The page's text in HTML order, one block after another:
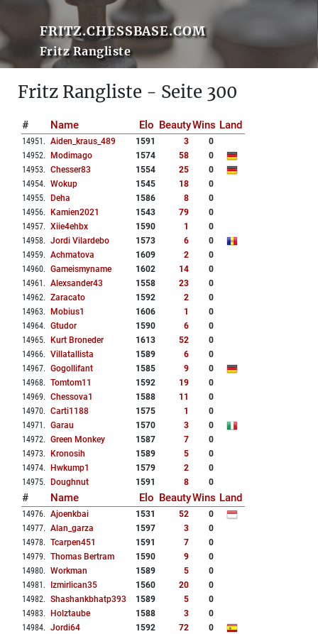
FRITZ.CHESSBASE.COM
Fritz Rangliste
Fritz Rangliste - Seite 300
# Name Elo BeautyWins Land
14951 . Aiden_kraus_489 1591 3
0
14952. Modimago 1574 58
0
14953. Chesser83 1554 25
0
14954. Wokup 1545 18
0
14955. Deha 1586 8
0
14956. Kamien2021 1543 79
0
14957. Xiie4ehbx 1590 1
0
14958. Jordi Vilardebo 1573 6
0
14959. Achmatova 1609 2
0
14960. Gameismyname 1602 14
0
14961 . Alexsander43 1558 23
0
14962. Zaracato 1592 2
0
14963. Mobius1 1606 1
0
14964. Gtudor 1590 6
0
14965. Kurt Broneder 1613 52
0
14966. Villatallista 1589 6
0
14967. Gogollifant 1585 9
0
14968. Tomtom11 1592 19
0
14969. Chessova1 1588 11
0
14970. Carti1188 1575 1
0
14971 . Garau 1570 3
0
14972. Green Monkey 1587 7
0
14973. Kronosih 1589 5
0
14974. Hwkump1 1579 2
0
14975. Doughnut 1591 8 0
# Name Elo BeautyWins Land
14976. Ajoenkbai 1531 52
0
14977. Alan_garza 1597 3
0
14978. Tcarpen451 1591 7
0
14979. Thomas Bertram 1590 9
0
14980. Workman 1589 5
0
14981 . Izmirlican35 1560 20
0
14982. Shashankbhatp393 1589 5
0
14983. Holztaube 1588 3
0
14984. Jordi64 1592 72
0